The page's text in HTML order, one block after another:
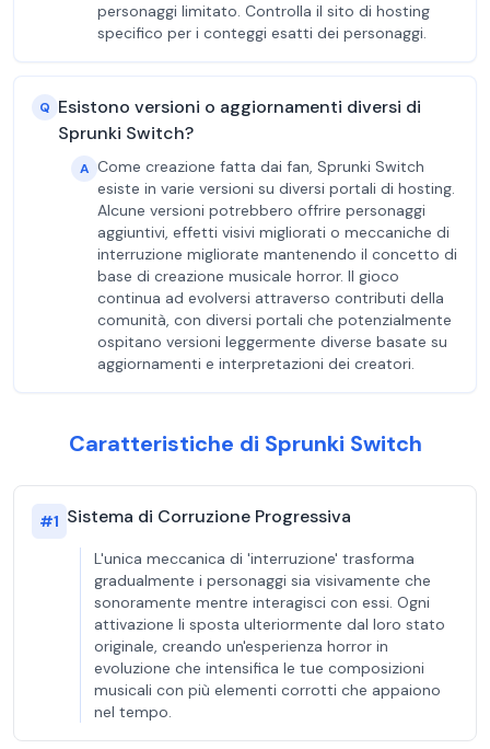
personaggi limitato. Controlla il sito di hosting
specifico per i conteggi esatti dei personaggi.
Q Esistono versioni o aggiornamenti diversi di
Sprunki Switch?
A Come creazione fatta dai fan, Sprunki Switch
esiste in varie versioni su diversi portali di hosting.
Alcune versioni potrebbero offrire personaggi
aggiuntivi, effetti visivi migliorati o meccaniche di
interruzione migliorate mantenendo il concetto di
base di creazione musicale horror. Il gioco
continua ad evolversi attraverso contributi della
comunità, con diversi portali che potenzialmente
ospitano versioni leggermente diverse basate su
aggiornamenti e interpretazioni dei creatori.
Caratteristiche di Sprunki Switch
#1 Sistema di Corruzione Progressiva
L'unica meccanica di 'interruzione' trasforma
gradualmente i personaggi sia visivamente che
sonoramente mentre interagisci con essi. Ogni
attivazione li sposta ulteriormente dal loro stato
originale, creando un'esperienza horror in
evoluzione che intensifica le tue composizioni
musicali con più elementi corrotti che appaiono
nel tempo.